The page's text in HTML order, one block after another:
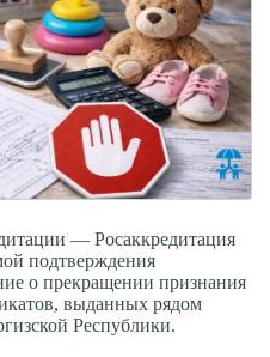
— Росаккредитация
подтверждения
о прекращении признания
выданных рядом
Республики.